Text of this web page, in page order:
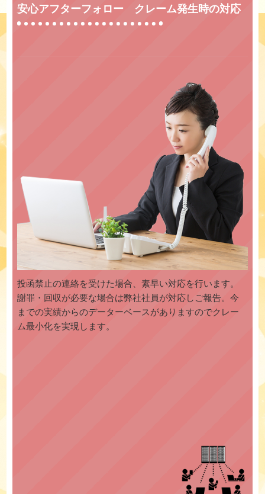
安心アフターフォロー クレーム発生時の対応
投函禁止の連絡を受けた場合、素早い対応を行います。
謝罪・回収が必要な場合は弊社社員が対応しご報告。今
までの実績からのデーターベースがありますのでクレー
ム最小化を実現します。